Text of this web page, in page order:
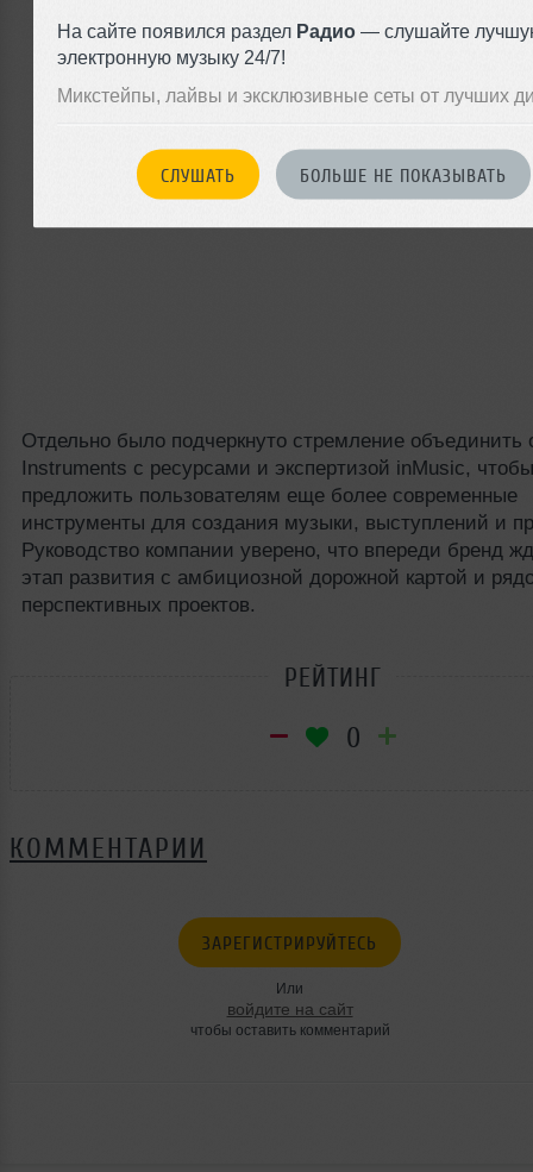
На сайте появился раздел Радио — слушайте
электронную музыку 24/7!
Микстейпы, лайвы и эксклюзивные сеты от лучших
СЛУШАТЬ БОЛЬШЕ НЕ ПОКАЗЫВАТЬ
Отдельно было подчеркнуто стремление объединить
Instruments с ресурсами и экспертизой inMusic, чтобы
предложить пользователям еще более современные
инструменты для создания музыки, выступлений и
Руководство компании уверено, что впереди бренд
этап развития с амбициозной дорожной картой и
перспективных проектов.
РЕЙТИНГ
0
КОММЕНТАРИИ
ЗАРЕГИСТРИРУЙТЕСЬ
Или
войдите на сайт
чтобы оставить комментарий